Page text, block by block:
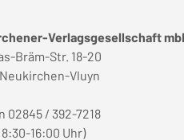
Verlagsgesellschaft
Bräm-Str. 18-20
Vluyn
02845 / 392-7218
16:00 Uhr)